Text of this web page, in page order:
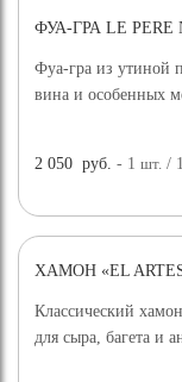
ФУА-ГРА LE PERE
Фуа-гра из утиной
вина и особенных
2 050 руб. - 1шт. /
ХАМОН «EL
Классический
для сыра, багета и